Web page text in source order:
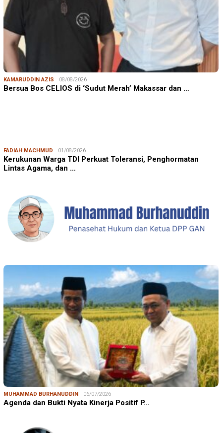
KAMARUDDIN AZIS 08/08/2026
Bersua Bos CELIOS di ‘Sudut Merah’ Makassar dan …
FADIAH MACHMUD 01/08/2026
Kerukunan Warga TDI Perkuat Toleransi, Penghormatan
Lintas Agama, dan …
MUHAMMAD BURHANUDDIN 06/07/2026
Agenda dan Bukti Nyata Kinerja Positif P…